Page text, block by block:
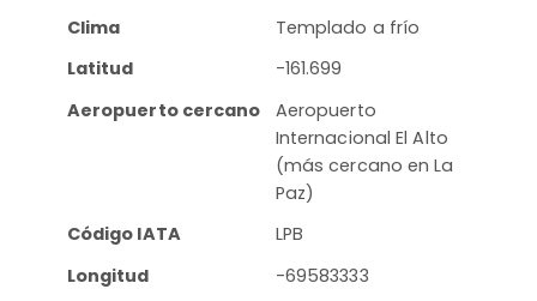
Clima
Templado a frío
Latitud
-161.699
Aeropuerto cercano
Aeropuerto
Internacional El Alto
(más cercano en La
Paz)
Código IATA
LPB
Longitud
-69583333